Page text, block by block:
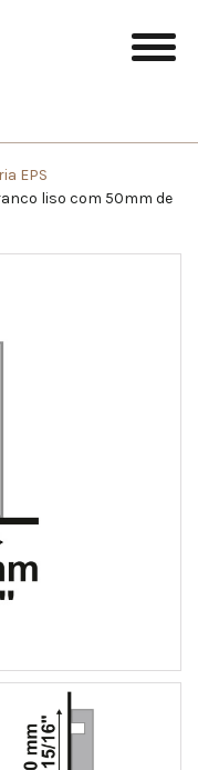
EPS
liso com 50mm de